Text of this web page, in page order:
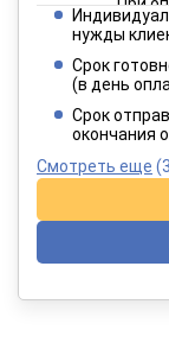
4
При
нужды
Срок
(в день
Срок
окончания
Смотреть еще